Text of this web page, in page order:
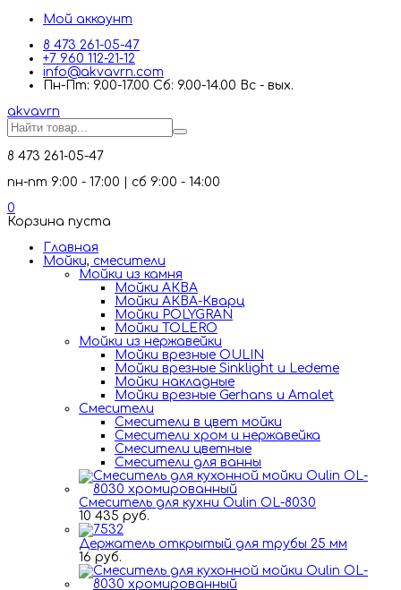
Мой аккаунт
8 473 261-05-47
+7 960 112-21-12
info@akvavrn.com
Пн-Пт: 9.00-17.00 Сб: 9.00-14.00 Вс - вых.
akvavrn
8 473 261-05-47
пн-пт 9:00 - 17:00 | сб 9:00 - 14:00
0
Корзина пуста
Главная
Мойки, смесители
Mойки из камня
Мойки АКВА
Мойки АКВА-Кварц
Мойки POLYGRAN
Мойки TOLERO
Мойки из нержавейки
Мойки врезные OULIN
Мойки врезные Sinklight и Ledeme
Мойки накладные
Мойки врезные Gerhans и Amalet
Смесители
Смесители в цвет мойки
Смесители хром и нержавейка
Смесители цветные
Смесители для ванны
Смеситель для кухни Oulin OL-8030
10 435 руб.
Держатель открытый для трубы 25 мм
16 руб.